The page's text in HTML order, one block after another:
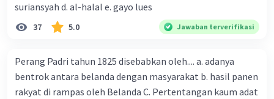
suriansyah d. al-halal e. gayo lues
37 5.0 Jawaban terverifikasi
Perang Padri tahun 1825 disebabkan oleh.... a. adanya
bentrok antara belanda dengan masyarakat b. hasil panen
rakyat di rampas oleh Belanda C. Pertentangan kaum adat